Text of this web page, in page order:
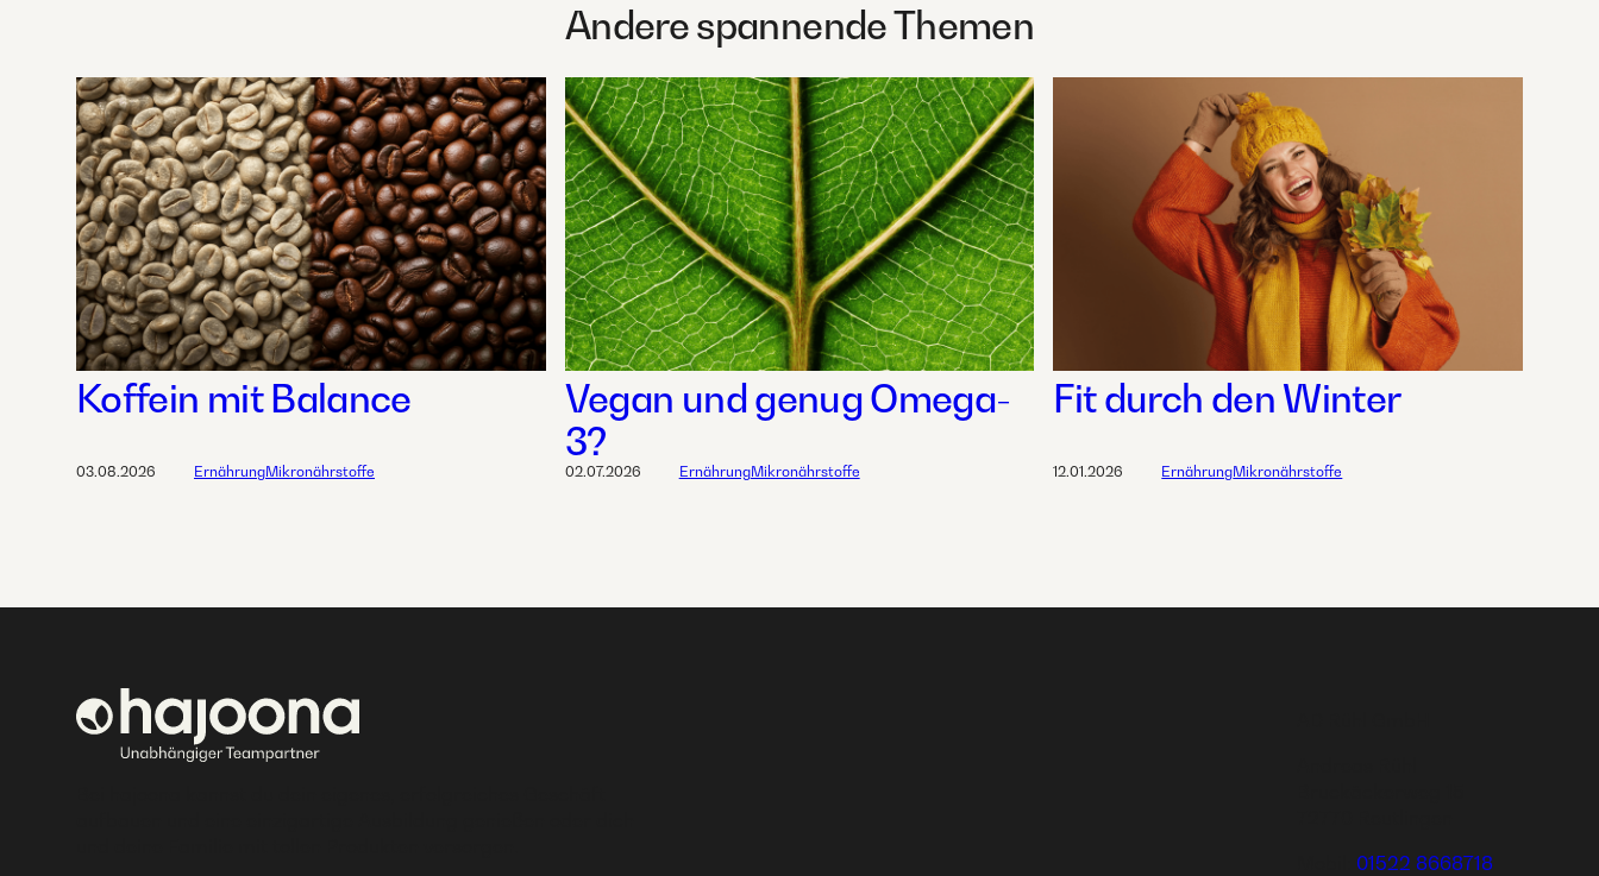
Andere spannende Themen
03.08.2026
Koffein mit Balance
ErnährungMikronährstoffe 02.07.2026
Vegan und genug Omega-
3?
ErnährungMikronährstoffe 12.01.2026
Fit durch den Winter
ErnährungMikronährstoffe
01522 8668718